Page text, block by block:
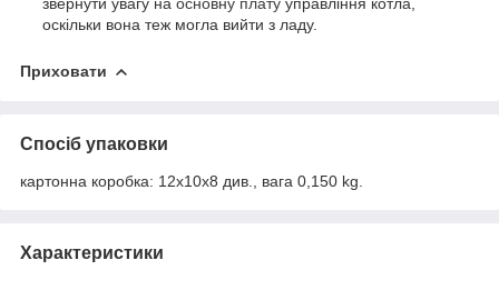
оскільки вона теж могла вийти з ладу.
Приховати
Спосіб упаковки
картонна коробка: 12х10х8 див., вага 0,150 kg.
Характеристики